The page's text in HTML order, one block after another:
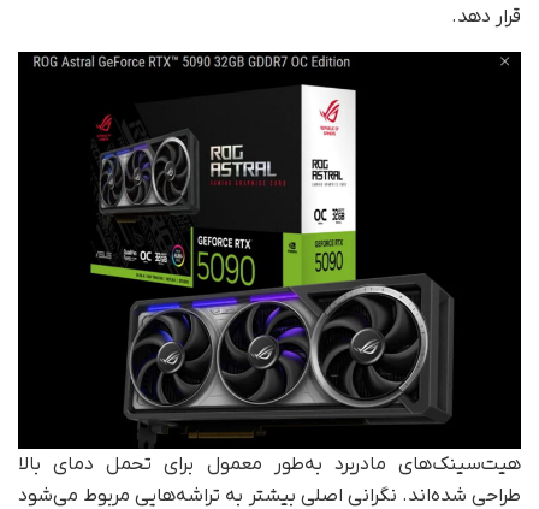
قرار دهد.
هیت‌سینک‌های مادربرد به‌طور معمول برای تحمل دمای بالا
طراحی شده‌اند. نگرانی اصلی بیشتر به تراشه‌هایی مربوط می‌شود